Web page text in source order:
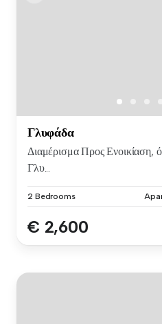
Γλυφάδα
Διαμέρισμα Προς Ενοικίαση,
Γλυ...
2 Bedrooms
€ 2,600